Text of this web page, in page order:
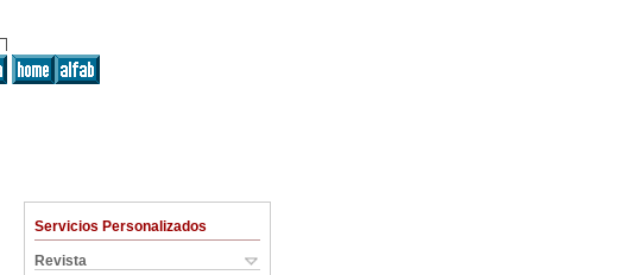
Servicios Personalizados
Revista